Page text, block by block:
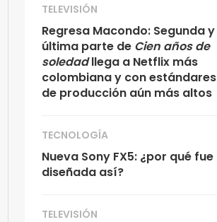
TELEVISIÓN
Regresa Macondo: Segunda y
última parte de Cien años de
soledadllega a Netflix más
colombiana y con estándares
de producción aún más altos
TECNOLOGÍA
Nueva Sony FX5: ¿por qué fue
diseñada así?
TELEVISIÓN